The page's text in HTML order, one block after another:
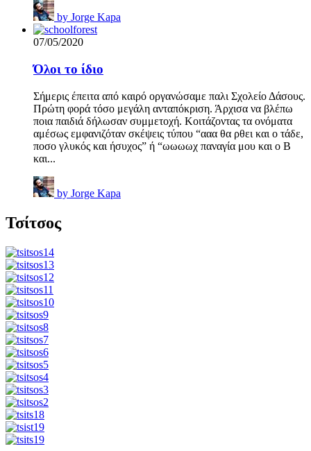
by Jorge Kapa
07/05/2020
Όλοι το ίδιο
Σήμερις έπειτα από καιρό οργανώσαμε παλι Σχολείο Δάσους.
Πρώτη φορά τόσο μεγάλη ανταπόκριση. Άρχισα να βλέπω
ποια παιδιά δήλωσαν συμμετοχή. Κοιτάζοντας τα ονόματα
αμέσως εμφανιζόταν σκέψεις τύπου “ααα θα ρθει και ο τάδε,
ποσο γλυκός και ήσυχος” ή “ωωωωχ παναγία μου και ο Β
και...
by Jorge Kapa
Τσίτσος